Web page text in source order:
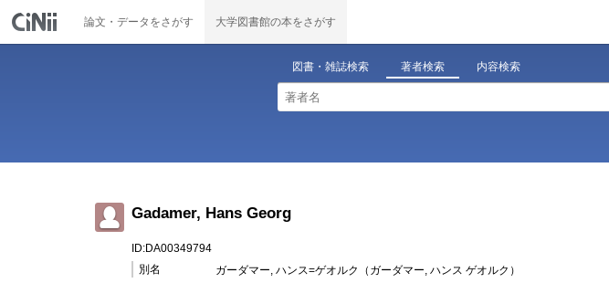
論文・データをさがす 大学図書館の本をさがす
図書・雑誌検索 著者検索 内容検索
Gadamer, Hans Georg
ID:DA00349794
別名
ガーダマー, ハンス=ゲオルク（ガーダマー, ハンス ゲオルク）